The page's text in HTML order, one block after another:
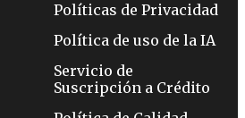
Políticas de Privacidad
Política de uso de la IA
Servicio de
Suscripción a Crédito